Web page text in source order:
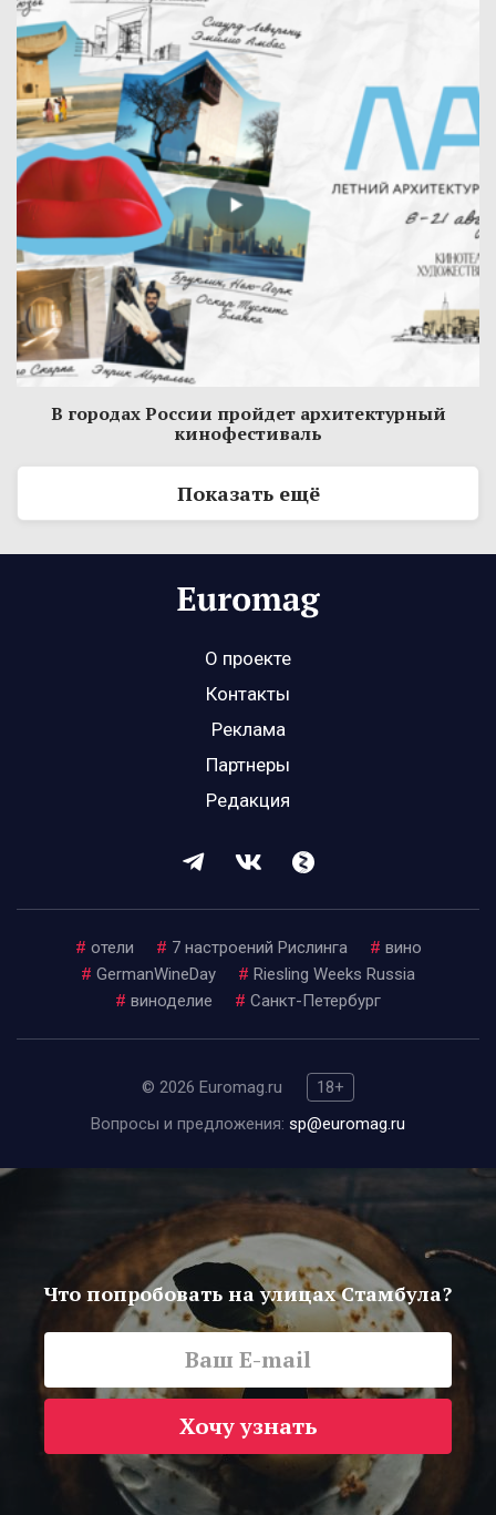
В городах России пройдет архитектурный
кинофестиваль
Показать ещё
О проекте
Контакты
Реклама
Партнеры
Редакция
# отели # 7 настроений Рислинга # вино
# GermanWineDay # Riesling Weeks Russia
# виноделие # Санкт-Петербург
© 2026 Euromag.ru
18+
Вопросы и предложения: sp@euromag.ru
Что попробовать на улицах Стамбула?
Хочу узнать